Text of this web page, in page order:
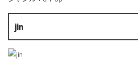
jin